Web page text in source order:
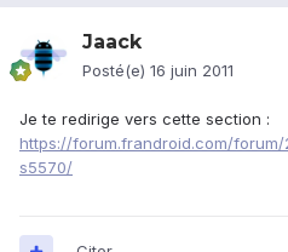
Jaack
Posté(e) 16 juin 2011
Je te redirige vers cette section :
https://forum.frandroid.com/
s5570/